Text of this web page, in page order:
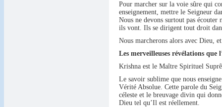
Pour marcher sur la voie sûre qui
enseignement, mettre le Seigneur
Nous ne devons surtout pas écouter
ils vont. Ils se dirigent tout droit
Nous marcherons alors avec Dieu,
Les merveilleuses révélations que
Krishna est le Maître Spirituel
Le savoir sublime que nous
Vérité Absolue. Cette parole du
céleste et le breuvage divin qui
Dieu tel qu’Il est réellement.